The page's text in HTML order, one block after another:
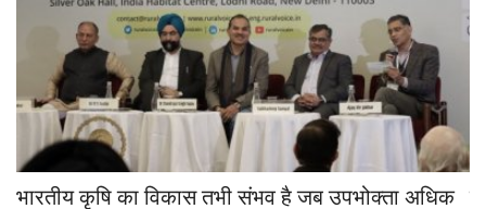
भारतीय कृषि का विकास तभी संभव है जब उपभोक्ता अधिक